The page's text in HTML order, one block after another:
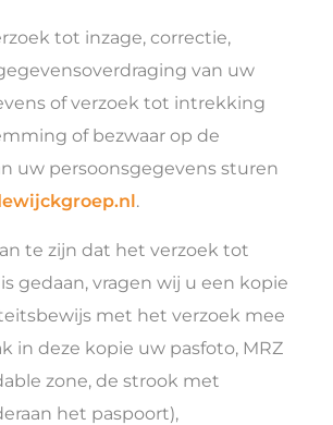
tot inzage, correctie,
van uw
of verzoek tot intrekking
of bezwaar op de
uw persoonsgegevens sturen
.
te zijn dat het verzoek tot
gedaan, vragen wij u een kopie
met het verzoek mee
in deze kopie uw pasfoto, MRZ
zone, de strook met
het paspoort),